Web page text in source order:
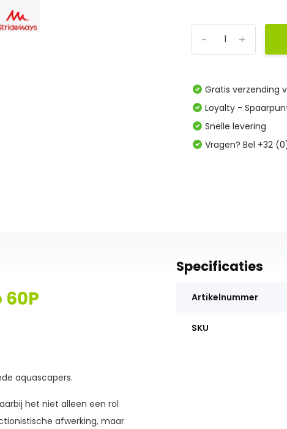
+
-
Gratis verzending
Loyalty -
Snelle levering
Vragen? Bel +32
aquascapers.
het niet alleen een rol
afwerking, maar
Specificaties
Artikelnummer
SKU